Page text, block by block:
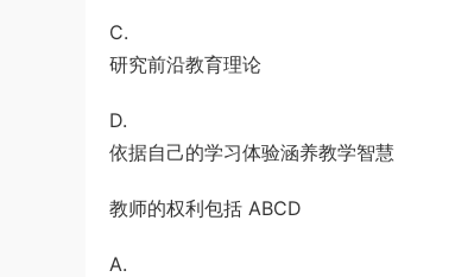
C.
研究前沿教育理论
D.
依据自己的学习体验涵养教学智慧
教师的权利包括 ABCD
A.